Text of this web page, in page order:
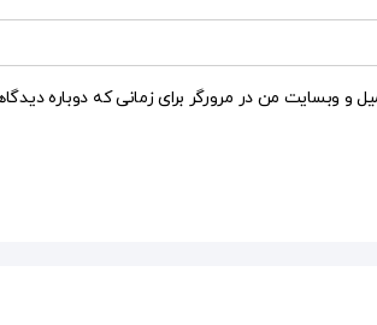
و وبسایت من در مرورگر برای زمانی که دوباره